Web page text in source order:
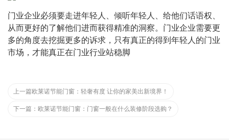
门业企业必须要走进年轻人、倾听年轻人、给他们话语权、
从而更好的了解他们进而获得精准的洞察。门业企业需要更
多的角度去挖掘更多的诉求，只有真正的得到年轻人的门业
市场，才能真正在门业行业站稳脚
上一篇欧莱诺节能门窗：轻奢有度 让你的家美出新境界！
下一篇： 欧莱诺节能门窗：门窗一般在什么装修阶段选购？